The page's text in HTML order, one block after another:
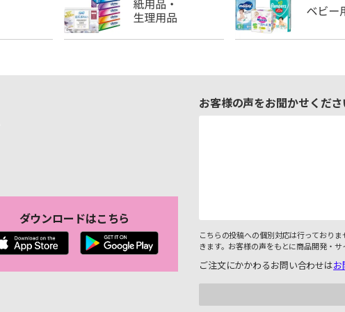
ダウンロードはこちら
お客様の声をお聞かせくださ
こちらの投稿への個別対応は行っており
きます。お客様の声をもとに商品開発・サ
ご注文にかかわるお問い合わせはお